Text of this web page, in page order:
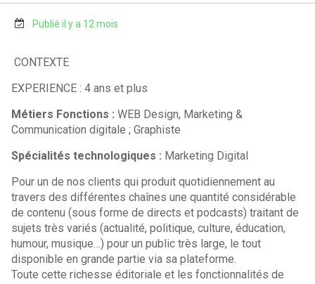
Publié il y a 12 mois
CONTEXTE
EXPERIENCE : 4 ans et plus
Métiers Fonctions :WEB Design, Marketing &
Communication digitale ; Graphiste
Spécialités technologiques : Marketing Digital
Pour un de nos clients qui produit quotidiennement au
travers des différentes chaînes une quantité considérable
de contenu (sous forme de directs et podcasts) traitant de
sujets très variés (actualité, politique, culture, éducation,
humour, musique…) pour un public très large, le tout
disponible en grande partie via sa plateforme.
Toute cette richesse éditoriale et les fonctionnalités de